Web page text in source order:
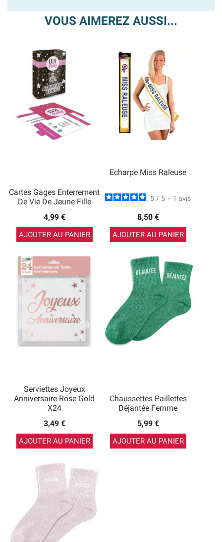
VOUS AIMEREZ AUSSI...
Cartes Gages Enterrement
De Vie De Jeune Fille
4,99 €
AJOUTER AU PANIER
Echarpe Miss Raleuse
5 / 5 - 1 avis
8,50 €
AJOUTER AU PANIER
Serviettes Joyeux
Anniversaire Rose Gold
X24
3,49 €
AJOUTER AU PANIER
Chaussettes Paillettes
Déjantée Femme
5,99 €
AJOUTER AU PANIER